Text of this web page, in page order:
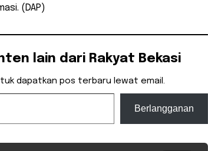
(DAP)
lain dari Rakyat Bekasi
dapatkan pos terbaru lewat email.
Berlangganan